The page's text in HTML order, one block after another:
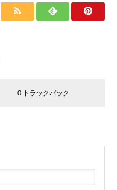
0 トラックバック